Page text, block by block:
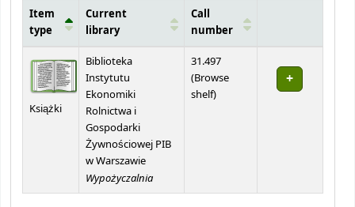
Item
type
Current
library
Call
number
Książki
Biblioteka
Instytutu
Ekonomiki
Rolnictwa i
Gospodarki
Żywnościowej PIB
w Warszawie
Wypożyczalnia
31.497
(Browse
shelf(Opens below)
)